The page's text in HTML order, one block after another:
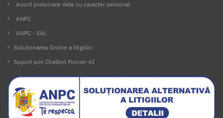
Acord prelucrare date cu caracter personal
ANPC
ANPC - SAL
Soluționarea Online a litigiilor
Suport prin Chatbot Pionier AI